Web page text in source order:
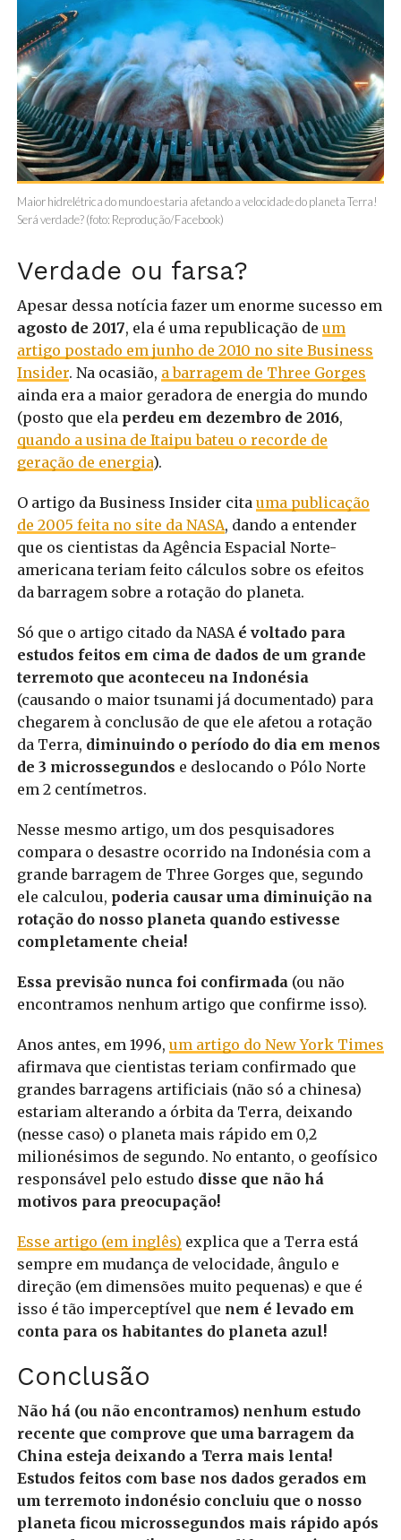
Maior hidrelétrica do mundo estaria afetando a velocidade do planeta Terra!
Será verdade? (foto: Reprodução/Facebook)
Verdade ou farsa?
Apesar dessa notícia fazer um enorme sucesso em
agosto de 2017, ela é uma republicação de um
artigo postado em junho de 2010 no site Business
Insider. Na ocasião, a barragem de Three Gorges
ainda era a maior geradora de energia do mundo
(posto que ela perdeu em dezembro de 2016,
quando a usina de Itaipu bateu o recorde de
geração de energia).
O artigo da Business Insider cita uma publicação
de 2005 feita no site da NASA, dando a entender
que os cientistas da Agência Espacial Norte-
americana teriam feito cálculos sobre os efeitos
da barragem sobre a rotação do planeta.
Só que o artigo citado da NASA é voltado para
estudos feitos em cima de dados de um grande
terremoto que aconteceu na Indonésia
(causando o maior tsunami já documentado) para
chegarem à conclusão de que ele afetou a rotação
da Terra, diminuindo o período do dia em menos
de 3 microssegundos e deslocando o Pólo Norte
em 2 centímetros.
Nesse mesmo artigo, um dos pesquisadores
compara o desastre ocorrido na Indonésia com a
grande barragem de Three Gorges que, segundo
ele calculou, poderia causar uma diminuição na
rotação do nosso planeta quando estivesse
completamente cheia!
Essa previsão nunca foi confirmada (ou não
encontramos nenhum artigo que confirme isso).
Anos antes, em 1996, um artigo do New York Times
afirmava que cientistas teriam confirmado que
grandes barragens artificiais (não só a chinesa)
estariam alterando a órbita da Terra, deixando
(nesse caso) o planeta mais rápido em 0,2
milionésimos de segundo. No entanto, o geofísico
responsável pelo estudo disse que não há
motivos para preocupação!
Esse artigo (em inglês) explica que a Terra está
sempre em mudança de velocidade, ângulo e
direção (em dimensões muito pequenas) e que é
isso é tão imperceptível que nem é levado em
conta para os habitantes do planeta azul!
Conclusão
Não há (ou não encontramos) nenhum estudo
recente que comprove que uma barragem da
China esteja deixando a Terra mais lenta!
Estudos feitos com base nos dados gerados em
um terremoto indonésio concluiu que o nosso
planeta ficou microssegundos mais rápido após